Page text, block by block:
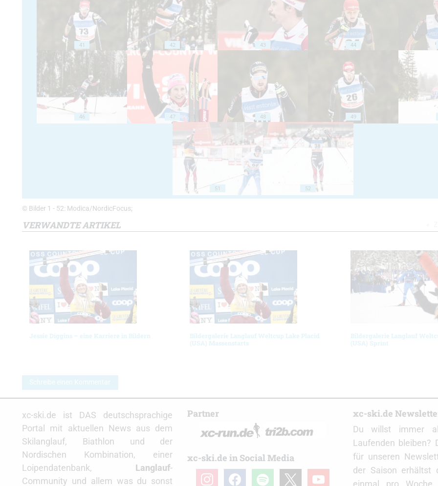
41 42 43 44
46 47 48 49
51 52
© Bilder 1 - 52: Modica/NordicFocus;
VERWANDTE ARTIKEL
Jessie Diggins – eine Karriere in Bildern
Bildergalerie Langlauf Weltcup Lake Placid
(USA) Massenstarts
Bildergalerie Langlauf
(USA) Sprint
Schreibe einen Kommentar
xc-ski.de ist DAS deutschsprachige
Portal mit aktuellen News aus dem
Skilanglauf, Biathlon und der
Nordischen Kombination, einer
Loipendatenbank, Langlauf-
Community und allem was du sonst
Partner
xc-ski.de in Social Media
instagramfacebookspotify youtube
xc-ski.de
Du willst immer
Laufenden bleiben?
für unseren
der Saison erhältst
einmal pro Woche